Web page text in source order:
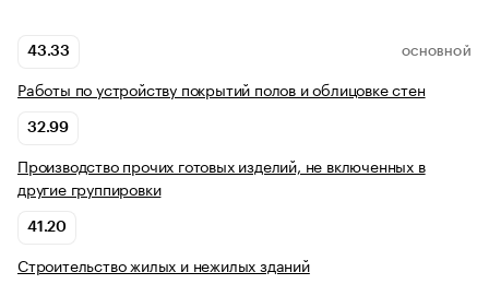
43.33 ОСНОВНОЙ
Работы по устройству покрытий полов и облицовке стен
32.99
Производство прочих готовых изделий, не включенных в
другие группировки
41.20
Строительство жилых и нежилых зданий